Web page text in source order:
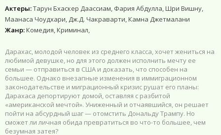
Актеры:Тарун Бхаскер Даассиам, Фария Абдулла, Шри Вишну,
Маанаса Чоудхари, Дж.Д. Чакраварти, Камна Джетмалани
Жанр:Комедия, Криминал,
Дарахас, молодой человек из среднего класса, хочет жениться на
любимой девушке, но для этого должен исполнить мечту ее
семьи — отправиться в США и доказать, что способен на
большее. Однако внезапные изменения в иммиграционном
законодательстве и миграционный кризис рушат его планы:
Дарахаса депортируют домой, оставляя с разбитой
«американской мечтой». Униженный и отчаявшийся, он решает
пойти на абсурдный шаг — отомстить Дональду Трампу. Но
сможет ли личная обида превратиться во что-то большее, чем
безумная затея?